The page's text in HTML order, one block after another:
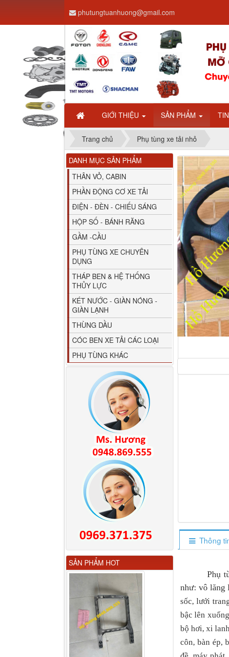
GIỚI THIỆU SẢN PHẨM
phutungtuanhuong@gmail.com
Trang chủ Phụ tùng xe tải nhỏ
Thông
Phụ
như: vô
sốc, lưới
bậc lên
bộ hơi, xi
côn, bàn ép,
DANH MỤC SẢN PHẨM
THÂN VỎ, CABIN
PHẦN ĐỘNG CƠ XE TẢI
ĐIỆN - ĐÈN - CHIẾU SÁNG
HỘP SỐ - BÁNH RĂNG
GẦM -CẦU
PHỤ TÙNG XE CHUYÊN
DỤNG
THÁP BEN & HỆ THỐNG
THỦY LỰC
KÉT NƯỚC - GIÀN NÓNG -
GIÀN LẠNH
THÙNG DẦU
CÓC BEN XE TẢI CÁC LOẠI
PHỤ TÙNG KHÁC
SẢN PHẨM HOT
Dây ga CAMC H08 dài
2.68m
Bình nước phụ
Chenglong hải âu...
80YHCB-60 Bơm xăng
dầu 60m3/h...
M4610162101A0 Tapbi
cửa Thaco...
Gương chiếu hậu FAW
JH6 có sấy...